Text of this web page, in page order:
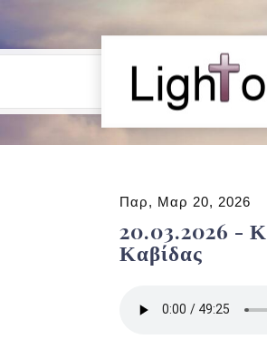
Παρ, Μαρ 20, 2026
20.03.2026 -
Καβίδας